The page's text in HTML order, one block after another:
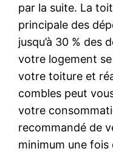
par la suite. La
principale des
jusqu’à 30 % des
votre logement
votre toiture et
combles peut
votre
recommandé de
minimum une